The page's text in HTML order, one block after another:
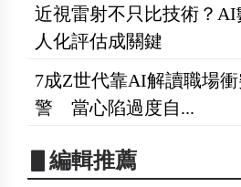
近視雷射不只比技術？AI
人化評估成關鍵
7成Z世代靠AI解讀職場
警 當心陷過度自...
▋編輯推薦